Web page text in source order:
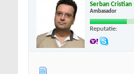
Serban Cristian
Ambasador
Reputatie: